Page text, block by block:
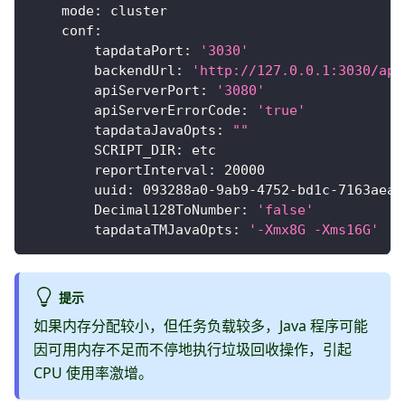
mode:
cluster
conf :
tapdataPort :
'3030'
backendUrl :
'http://127.0.0.1:3030/
apiServerPort :
'3080'
apiServerErrorCode:
'true'
tapdataJavaOpts :
""
SCRIPT_DIR:
etc
reportInterval :
20000
uuid : 093288a0-9ab9-4752-bd1c-
Decimal128ToNumber:
'false'
tapdataTMJavaOpts : '-Xmx8G -Xms16G'
提示
如果内存分配较小，但任务负载较多，Java 程序可能
因可用内存不足而不停地执行垃圾回收操作，引起
CPU 使用率激增。